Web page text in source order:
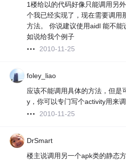
1楼给以的代码好像只能调用另
个我已经实现了，现在需要调用
方法。 你说建议使用aidl 能不能
如说给我个例子
2010-11-25
foley_liao
应该不能调用具体的方法，但是
y，你可以专门写个activity用来
2010-11-25
DrSmart
楼主说调用另一个apk类的静态